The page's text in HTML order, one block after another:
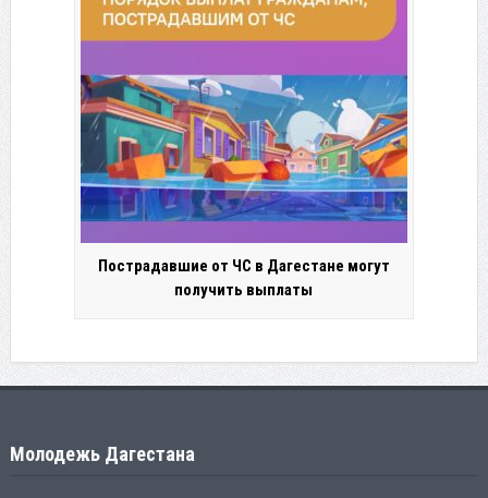
Пострадавшие от ЧС в Дагестане могут
получить выплаты
Молодежь Дагестана